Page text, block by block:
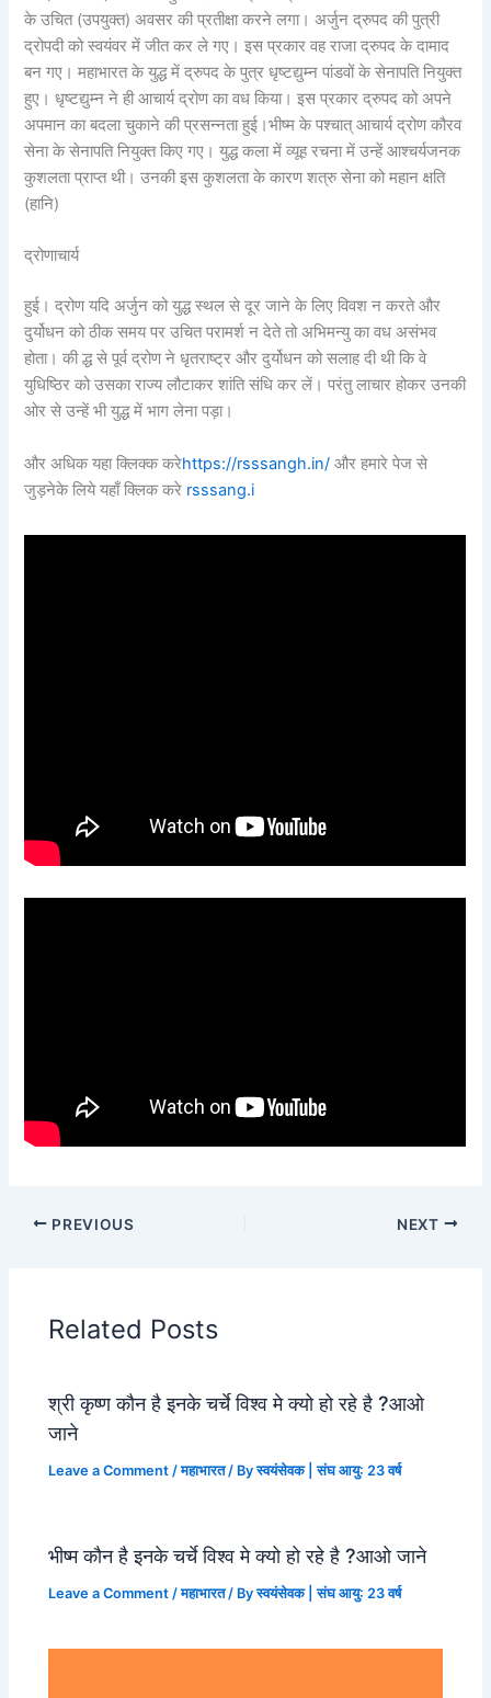
के उचित (उपयुक्त) अवसर की प्रतीक्षा करने लगा। अर्जुन द्रुपद की पुत्री
द्रोपदी को स्वयंवर में जीत कर ले गए। इस प्रकार वह राजा द्रुपद के दामाद
बन गए। महाभारत के युद्ध में द्रुपद के पुत्र धृष्टद्युम्न पांडवों के सेनापति नियुक्त
हुए। धृष्टद्युम्न ने ही आचार्य द्रोण का वध किया। इस प्रकार द्रुपद को अपने
अपमान का बदला चुकाने की प्रसन्नता हुई।भीष्म के पश्चात् आचार्य द्रोण कौरव
सेना के सेनापति नियुक्त किए गए। युद्ध कला में व्यूह रचना में उन्हें आश्चर्यजनक
कुशलता प्राप्त थी। उनकी इस कुशलता के कारण शत्रु सेना को महान क्षति
(हानि)
द्रोणाचार्य
हुई। द्रोण यदि अर्जुन को युद्ध स्थल से दूर जाने के लिए विवश न करते और
दुर्योधन को ठीक समय पर उचित परामर्श न देते तो अभिमन्यु का वध असंभव
होता। की द्ध से पूर्व द्रोण ने धृतराष्ट्र और दुर्योधन को सलाह दी थी कि वे
युधिष्ठिर को उसका राज्य लौटाकर शांति संधि कर लें। परंतु लाचार होकर उनकी
ओर से उन्हें भी युद्ध में भाग लेना पड़ा।
और अधिक यहा क्लिक्क करेhttps://rsssangh.in/ और हमारे पेज से
जुड़नेके लिये यहाँ क्लिक करे rsssang.i
PREVIOUS NEXT
Related Posts
श्री कृष्ण कौन है इनके चर्चे विश्व मे क्यो हो रहे है ?आओ
जाने
Leave a Comment /महाभारत/ Byस्वयंसेवक | संघ आयु: 23 वर्ष
भीष्म कौन है इनके चर्चे विश्व मे क्यो हो रहे है ?आओ जाने
Leave a Comment /महाभारत/ Byस्वयंसेवक | संघ आयु: 23 वर्ष